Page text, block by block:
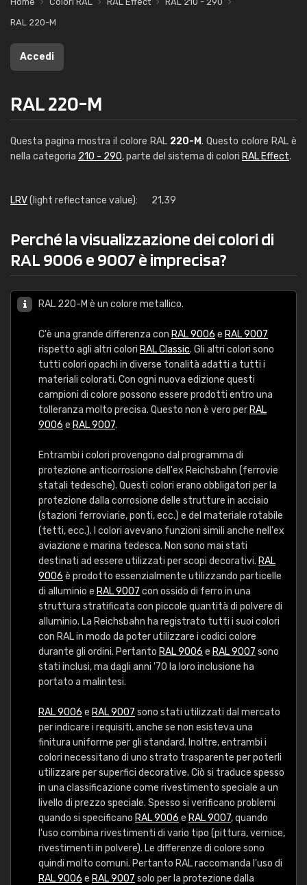
RAL 220-M
Accedi
RAL 220-M
Questa pagina mostra il colore RAL 220-M. Questo colore RAL è
nella categoria 210 - 290, parte del sistema di colori RAL Effect.
LRV(light reflectance value): 21,39
Perché la visualizzazione dei colori di
RAL 9006 e 9007 è imprecisa?
RAL 220-M è un colore metallico.
C'è una grande differenza con RAL 9006 e RAL 9007
rispetto agli altri colori RAL Classic. Gli altri colori sono
tutti colori opachi in diverse tonalità adatti a tutti i
materiali colorati. Con ogni nuova edizione questi
campioni di colore possono essere prodotti entro una
tolleranza molto precisa. Questo non è vero per RAL
9006 e RAL 9007.
Entrambi i colori provengono dal programma di
protezione anticorrosione dell'ex Reichsbahn (ferrovie
statali tedesche). Questi colori erano obbligatori per la
protezione dalla corrosione delle strutture in acciaio
(stazioni ferroviarie, ponti, ecc.) e del materiale rotabile
(tetti, ecc.). I colori avevano funzioni simili anche nell'ex
aviazione e marina tedesca. Non sono mai stati
destinati ad essere utilizzati per scopi decorativi. RAL
9006 è prodotto essenzialmente utilizzando particelle
di alluminio e RAL 9007 con ossido di ferro in una
struttura stratificata con piccole quantità di polvere di
alluminio. La Reichsbahn ha registrato tutti i suoi colori
con RAL in modo da poter utilizzare i codici colore
durante gli ordini. Pertanto RAL 9006 e RAL 9007 sono
stati inclusi, ma dagli anni '70 la loro inclusione ha
portato a malintesi.
RAL 9006 e RAL 9007 sono stati utilizzati dal mercato
per indicare i requisiti, anche se non esisteva una
finitura uniforme per gli standard. Inoltre, entrambi i
colori necessitano di uno strato trasparente per poterli
utilizzare per superfici decorative. Ciò si traduce spesso
in una classificazione come rivestimento speciale a un
livello di prezzo speciale. Spesso si verificano problemi
quando si specificano RAL 9006 e RAL 9007, quando
l'uso combina rivestimenti di vario tipo (pittura, vernice,
rivestimenti in polvere). Le differenze di colore sono
quindi molto comuni. Pertanto RAL raccomanda l'uso di
RAL 9006 e RAL 9007 solo per la protezione dalla